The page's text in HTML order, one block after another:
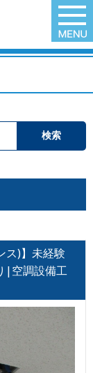
ス)】未経験
|空調設備工